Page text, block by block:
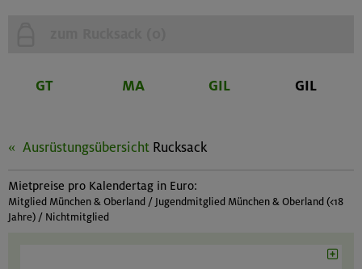
GT MA GIL GIL
Ausrüstungsübersicht Rucksack
Mietpreise pro Kalendertag in Euro:
Mitglied München & Oberland / Jugendmitglied München & Oberland (<18
Jahre) / Nichtmitglied